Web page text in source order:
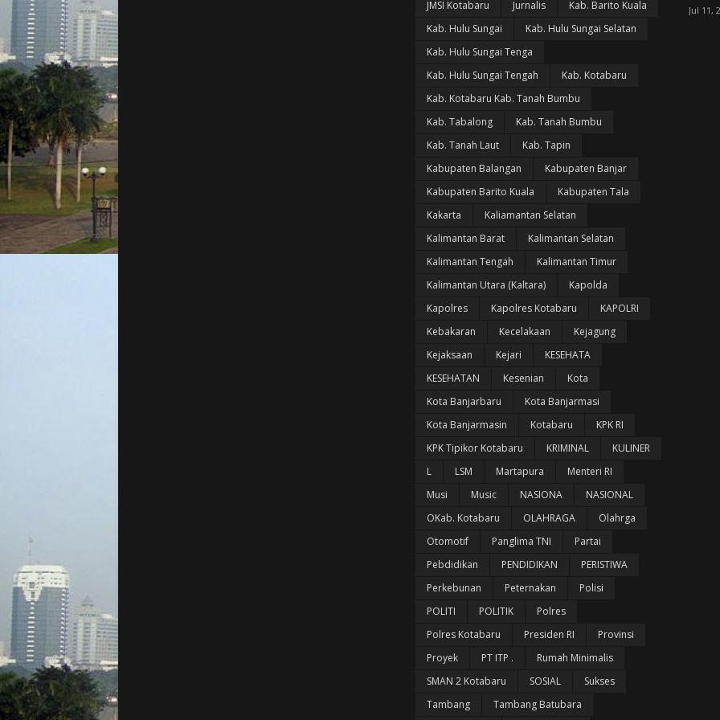
JMSI Kotabaru Jurnalis
Kab. Barito Kuala
Kab. Hulu Sungai
Kab. Hulu Sungai Selatan
Kab. Hulu Sungai Tenga
Kab. Hulu Sungai Tengah
Kab. Kotabaru
Kab. Kotabaru Kab. Tanah Bumbu
Kab. Tabalong
Kab. Tanah Bumbu
Kab. Tanah Laut
Kab. Tapin
Kabupaten Balangan
Kabupaten Banjar
Kabupaten Barito Kuala
Kabupaten Tala
Kakarta
Kaliamantan Selatan
Kalimantan Barat
Kalimantan Selatan
Kalimantan Tengah
Kalimantan Timur
Kalimantan Utara (Kaltara)
Kapolda
Kapolres
Kapolres Kotabaru
KAPOLRI
Kebakaran
Kecelakaan
Kejagung
Kejaksaan
Kejari
KESEHATA
KESEHATAN
Kesenian
Kota
Kota Banjarbaru
Kota Banjarmasi
Kota Banjarmasin
Kotabaru
KPK RI
KPK Tipikor Kotabaru
KRIMINAL
KULINER
L
LSM Martapura
Menteri RI
Musi
Music NASIONA
NASIONAL
OKab. Kotabaru
OLAHRAGA
Olahrga
Otomotif
Panglima TNI
Partai
Pebdidikan
PENDIDIKAN
PERISTIWA
Perkebunan
Peternakan
Polisi
POLITI
POLITIK
Polres
Polres Kotabaru
Presiden RI
Provinsi
Proyek
PT ITP .
Rumah Minimalis
SMAN 2 Kotabaru
SOSIAL
Sukses
Tambang
Tambang Batubara
Jul 11,